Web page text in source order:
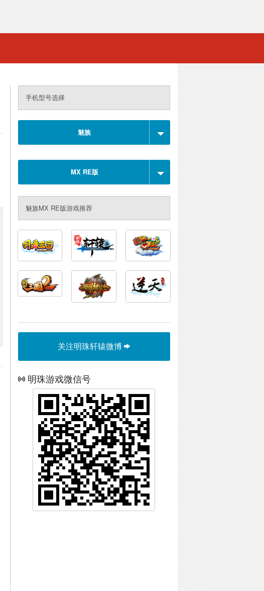
手机型号选择
魅族
MX RE版
魅族MX RE版游戏推荐
关注明珠轩辕微博
明珠游戏微信号